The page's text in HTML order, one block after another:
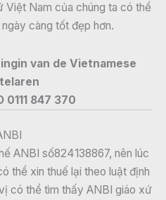
Việt Nam của chúng ta có thể
càng tốt đẹp hơn.
van de Vietnamese
0111 847 370
ANBI số824138867, nên lúc
thể xin thuế lại theo luật định
có thể tìm thấy ANBI giáo xứ